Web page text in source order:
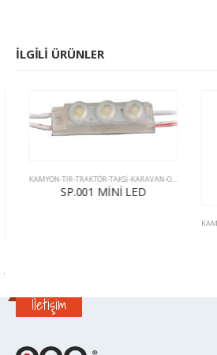
İLGILI ÜRÜNLER
KAMYON-TIR-TRAKTÖR-TAKSI-KARAVAN-OFF ROAD
SP.001 MİNİ LED